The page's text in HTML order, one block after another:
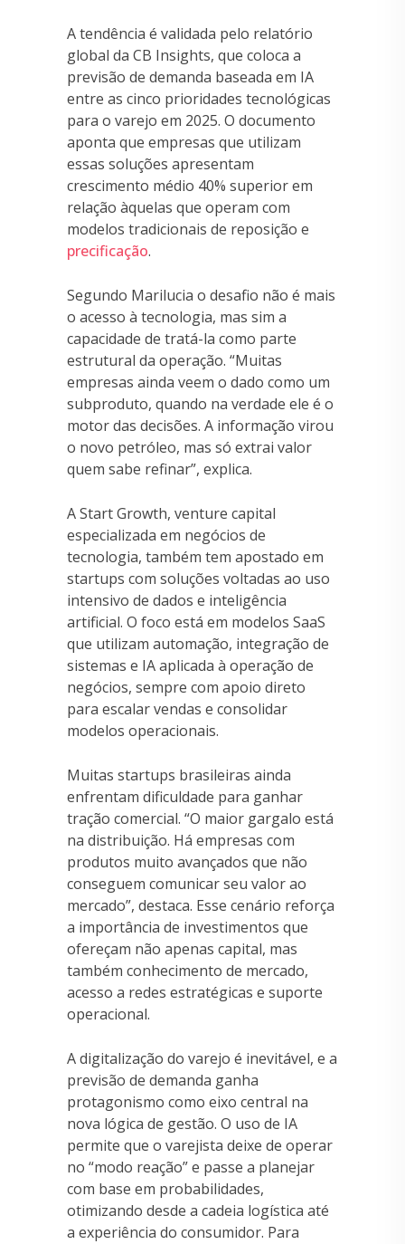
A tendência é validada pelo relatório
global da CB Insights, que coloca a
previsão de demanda baseada em IA
entre as cinco prioridades tecnológicas
para o varejo em 2025. O documento
aponta que empresas que utilizam
essas soluções apresentam
crescimento médio 40% superior em
relação àquelas que operam com
modelos tradicionais de reposição e
precificação.
Segundo Marilucia o desafio não é mais
o acesso à tecnologia, mas sim a
capacidade de tratá-la como parte
estrutural da operação. “Muitas
empresas ainda veem o dado como um
subproduto, quando na verdade ele é o
motor das decisões. A informação virou
o novo petróleo, mas só extrai valor
quem sabe refinar”, explica.
A Start Growth, venture capital
especializada em negócios de
tecnologia, também tem apostado em
startups com soluções voltadas ao uso
intensivo de dados e inteligência
artificial. O foco está em modelos SaaS
que utilizam automação, integração de
sistemas e IA aplicada à operação de
negócios, sempre com apoio direto
para escalar vendas e consolidar
modelos operacionais.
Muitas startups brasileiras ainda
enfrentam dificuldade para ganhar
tração comercial. “O maior gargalo está
na distribuição. Há empresas com
produtos muito avançados que não
conseguem comunicar seu valor ao
mercado”, destaca. Esse cenário reforça
a importância de investimentos que
ofereçam não apenas capital, mas
também conhecimento de mercado,
acesso a redes estratégicas e suporte
operacional.
A digitalização do varejo é inevitável, e a
previsão de demanda ganha
protagonismo como eixo central na
nova lógica de gestão. O uso de IA
permite que o varejista deixe de operar
no “modo reação” e passe a planejar
com base em probabilidades,
otimizando desde a cadeia logística até
a experiência do consumidor. Para